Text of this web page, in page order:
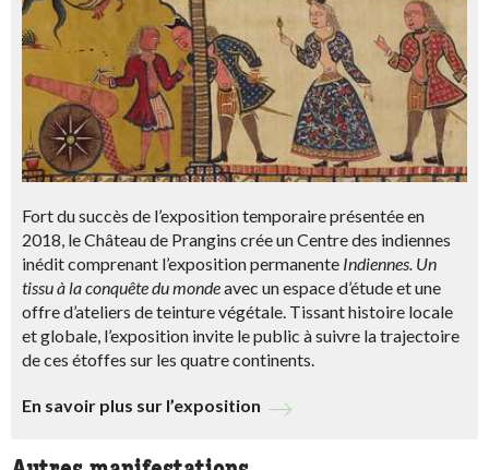
Fort du succès de l’exposition temporaire présentée en
2018, le Château de Prangins crée un Centre des indiennes
inédit comprenant l’exposition permanente Indiennes. Un
tissu à la conquête du mondeavec un espace d’étude et une
offre d’ateliers de teinture végétale. Tissant histoire locale
et globale, l’exposition invite le public à suivre la trajectoire
de ces étoffes sur les quatre continents.
En savoir plus sur l’exposition